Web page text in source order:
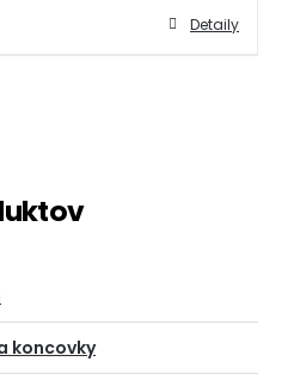
Detaily
koncovky